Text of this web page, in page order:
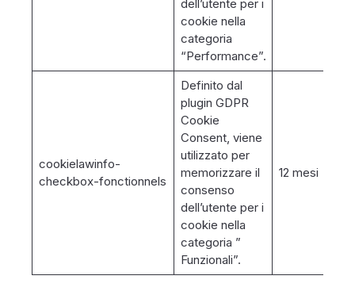
dell’utente per i
cookie nella
categoria
“Performance”.
cookielawinfo-
checkbox-fonctionnels
Definito dal
plugin GDPR
Cookie
Consent, viene
utilizzato per
memorizzare il
consenso
dell’utente per i
cookie nella
categoria ”
Funzionali”.
12 mesi